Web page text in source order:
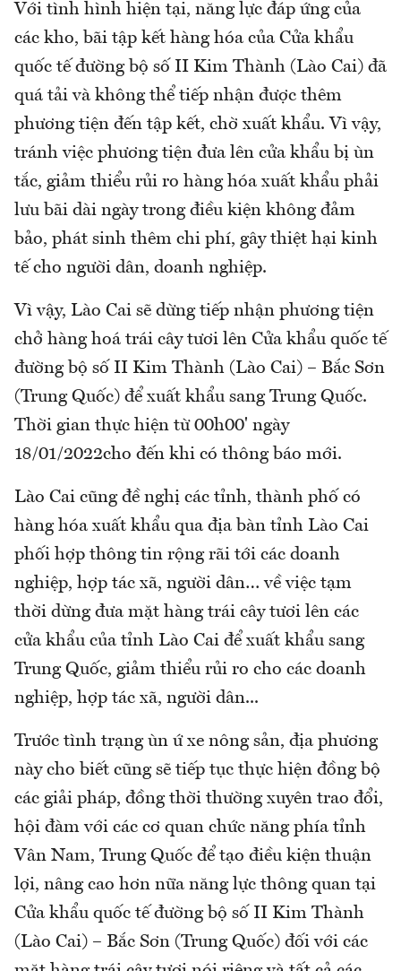
Với tình hình hiện tại, năng lực đáp ứng của
các kho, bãi tập kết hàng hóa của Cửa khẩu
quốc tế đường bộ số II Kim Thành (Lào Cai) đã
quá tải và không thể tiếp nhận được thêm
phương tiện đến tập kết, chờ xuất khẩu. Vì vậy,
tránh việc phương tiện đưa lên cửa khẩu bị ùn
tắc, giảm thiểu rủi ro hàng hóa xuất khẩu phải
lưu bãi dài ngày trong điều kiện không đảm
bảo, phát sinh thêm chi phí, gây thiệt hại kinh
tế cho người dân, doanh nghiệp.
Vì vậy, Lào Cai sẽ dừng tiếp nhận phương tiện
chở hàng hoá trái cây tươi lên Cửa khẩu quốc tế
đường bộ số II Kim Thành (Lào Cai) – Bắc Sơn
(Trung Quốc) để xuất khẩu sang Trung Quốc.
Thời gian thực hiện từ 00h00' ngày
18/01/2022cho đến khi có thông báo mới.
Lào Cai cũng đề nghị các tỉnh, thành phố có
hàng hóa xuất khẩu qua địa bàn tỉnh Lào Cai
phối hợp thông tin rộng rãi tới các doanh
nghiệp, hợp tác xã, người dân… về việc tạm
thời dừng đưa mặt hàng trái cây tươi lên các
cửa khẩu của tỉnh Lào Cai để xuất khẩu sang
Trung Quốc, giảm thiểu rủi ro cho các doanh
nghiệp, hợp tác xã, người dân...
Trước tình trạng ùn ứ xe nông sản, địa phương
này cho biết cũng sẽ tiếp tục thực hiện đồng bộ
các giải pháp, đồng thời thường xuyên trao đổi,
hội đàm với các cơ quan chức năng phía tỉnh
Vân Nam, Trung Quốc để tạo điều kiện thuận
lợi, nâng cao hơn nữa năng lực thông quan tại
Cửa khẩu quốc tế đường bộ số II Kim Thành
(Lào Cai) – Bắc Sơn (Trung Quốc) đối với các